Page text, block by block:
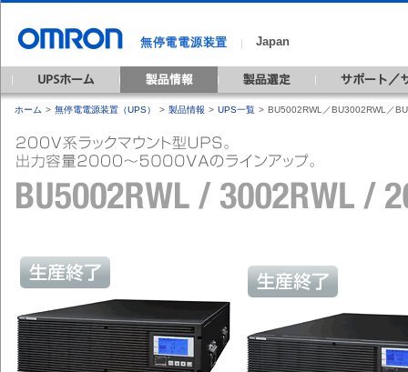
無停電電源装置 ｜ Japan
ホーム > 無停電電源装置（UPS） > 製品情報 > UPS一覧 > BU5002RWL／BU3002RWL／